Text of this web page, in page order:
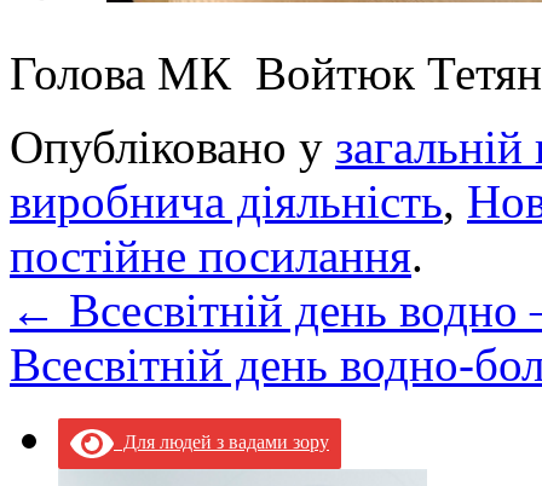
Голова МК Войтюк
Опубліковано у загальній
виробнича діяльність,
постійне посилання.
← Всесвітній день водно
Всесвітній день водно-
Для людей з вадами зору